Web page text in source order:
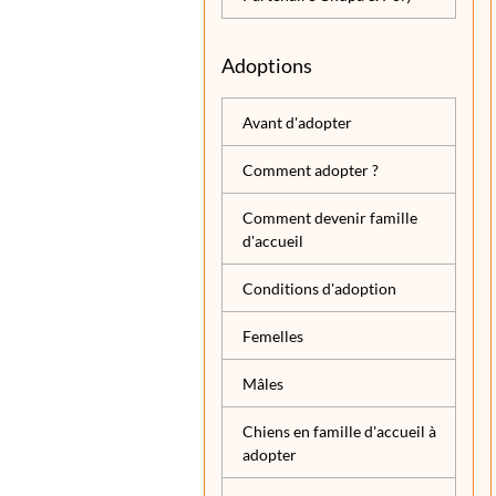
Adoptions
Avant d'adopter
Comment adopter ?
Comment devenir famille
d'accueil
Conditions d'adoption
Femelles
Mâles
Chiens en famille d'accueil à
adopter